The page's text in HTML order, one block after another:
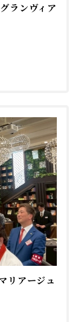
ランヴィア
リアージュ